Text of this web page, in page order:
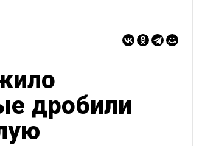
дробили